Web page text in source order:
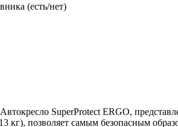
(есть/нет)
Автокресло SuperProtect ERGO,
кг), позволяет самым безопасным